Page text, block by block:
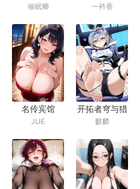
便器下仆变形
记
催眠卿
车了
一衿香
名伶宾馆
JUE
开拓者穹与猎
手银狼的宿命
爱恋
麒麟